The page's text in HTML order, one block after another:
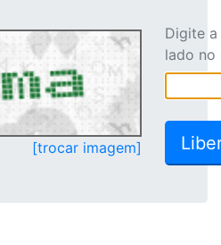
[trocar imagem]
Digite
lado no